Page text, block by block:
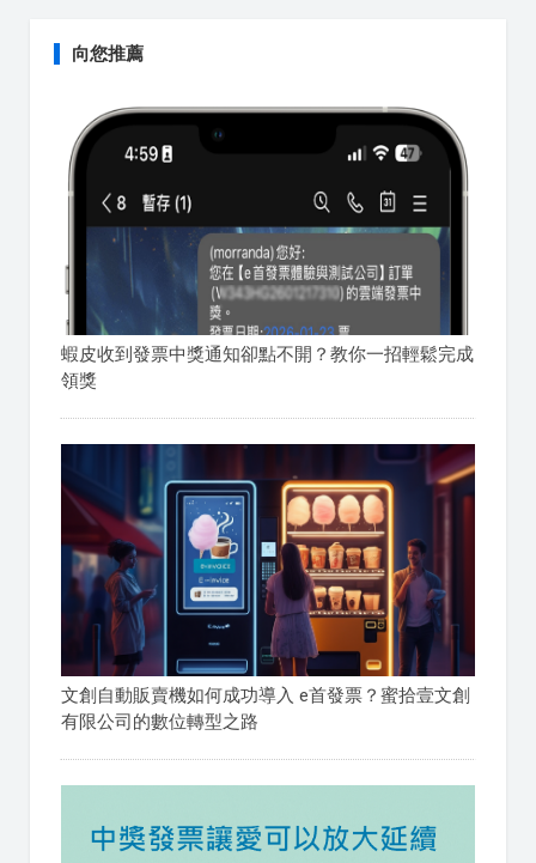
向您推薦
蝦皮收到發票中獎通知卻點不開？教你一招輕鬆完成
領獎
文創自動販賣機如何成功導入 e首發票？蜜拾壹文創
有限公司的數位轉型之路